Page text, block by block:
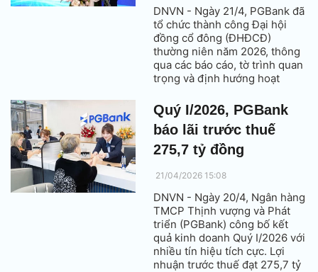
DNVN - Ngày 21/4, PGBank đã
tổ chức thành công Đại hội
đồng cổ đông (ĐHĐCĐ)
thường niên năm 2026, thông
qua các báo cáo, tờ trình quan
trọng và định hướng hoạt
đồng thuận cao; thông qua
phương án phân phối lợi
nhuận năm 2025 với tỷ lệ cổ
tức 7,5% bằng cổ phiếu.
Quý I/2026, PGBank
báo lãi trước thuế
275,7 tỷ đồng
21/04/2026 15:08
DNVN - Ngày 20/4, Ngân hàng
TMCP Thịnh vượng và Phát
triển (PGBank) công bố kết
quả kinh doanh Quý I/2026 với
nhiều tín hiệu tích cực. Lợi
nhuận trước thuế đạt 275,7 tỷ